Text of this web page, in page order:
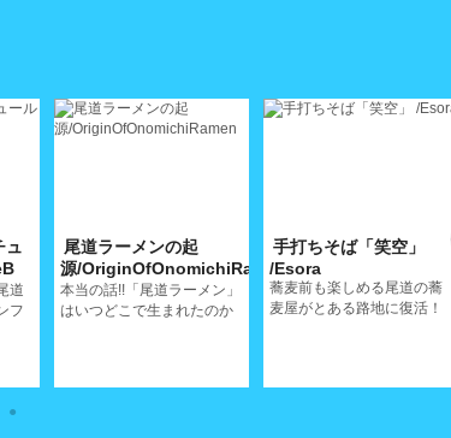
ュ
道
フ
尾道ラーメンの起
源/OriginOfOnomichiRamen
本当の話!!「尾道ラーメン」
はいつどこで生まれたのか
手打ちそば「笑空」
/Esora
蕎麦前も楽しめる尾道の蕎
麦屋がとある路地に復活！